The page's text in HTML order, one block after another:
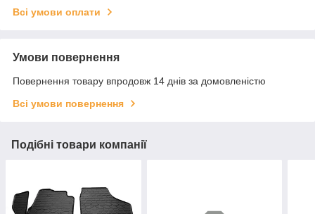
Всі умови оплати
Умови повернення
Повернення товару впродовж 14 днів за домовленістю
Всі умови повернення
Подібні товари компанії